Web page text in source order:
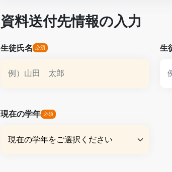
資料送付先情報の入力
生徒氏名 生
現在の学年